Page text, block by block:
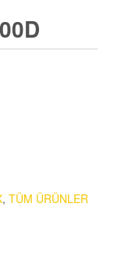
, TÜM ÜRÜNLER